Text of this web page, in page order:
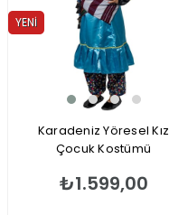
Karadeniz Yöresel Kız
Çocuk Kostümü
₺1.599,00
YENI